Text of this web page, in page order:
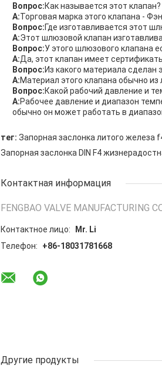
Вопрос:Как называется этот клапан?
А:Торговая марка этого клапана -
Вопрос:Где изготавливается этот
А:Этот шлюзовой клапан
Вопрос:У этого шлюзового клапана
А:Да, этот клапан имеет сертификаты
Вопрос:Из какого материала сделан
А:Материал этого клапана обычно
Вопрос:Какой рабочий давление и
А:Рабочее давление и диапазон
обычно он может работать в
тег: Запорная заслонка литого железа
Запорная заслонка DIN F4
Контактная информация
FENGBAO VALVE MANUFACTURING
Контактное лицо:
Mr. Li
Телефон:
+86-18031781668
Другие продукты